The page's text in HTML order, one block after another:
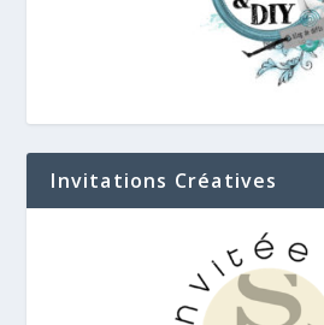
Invitations Créatives